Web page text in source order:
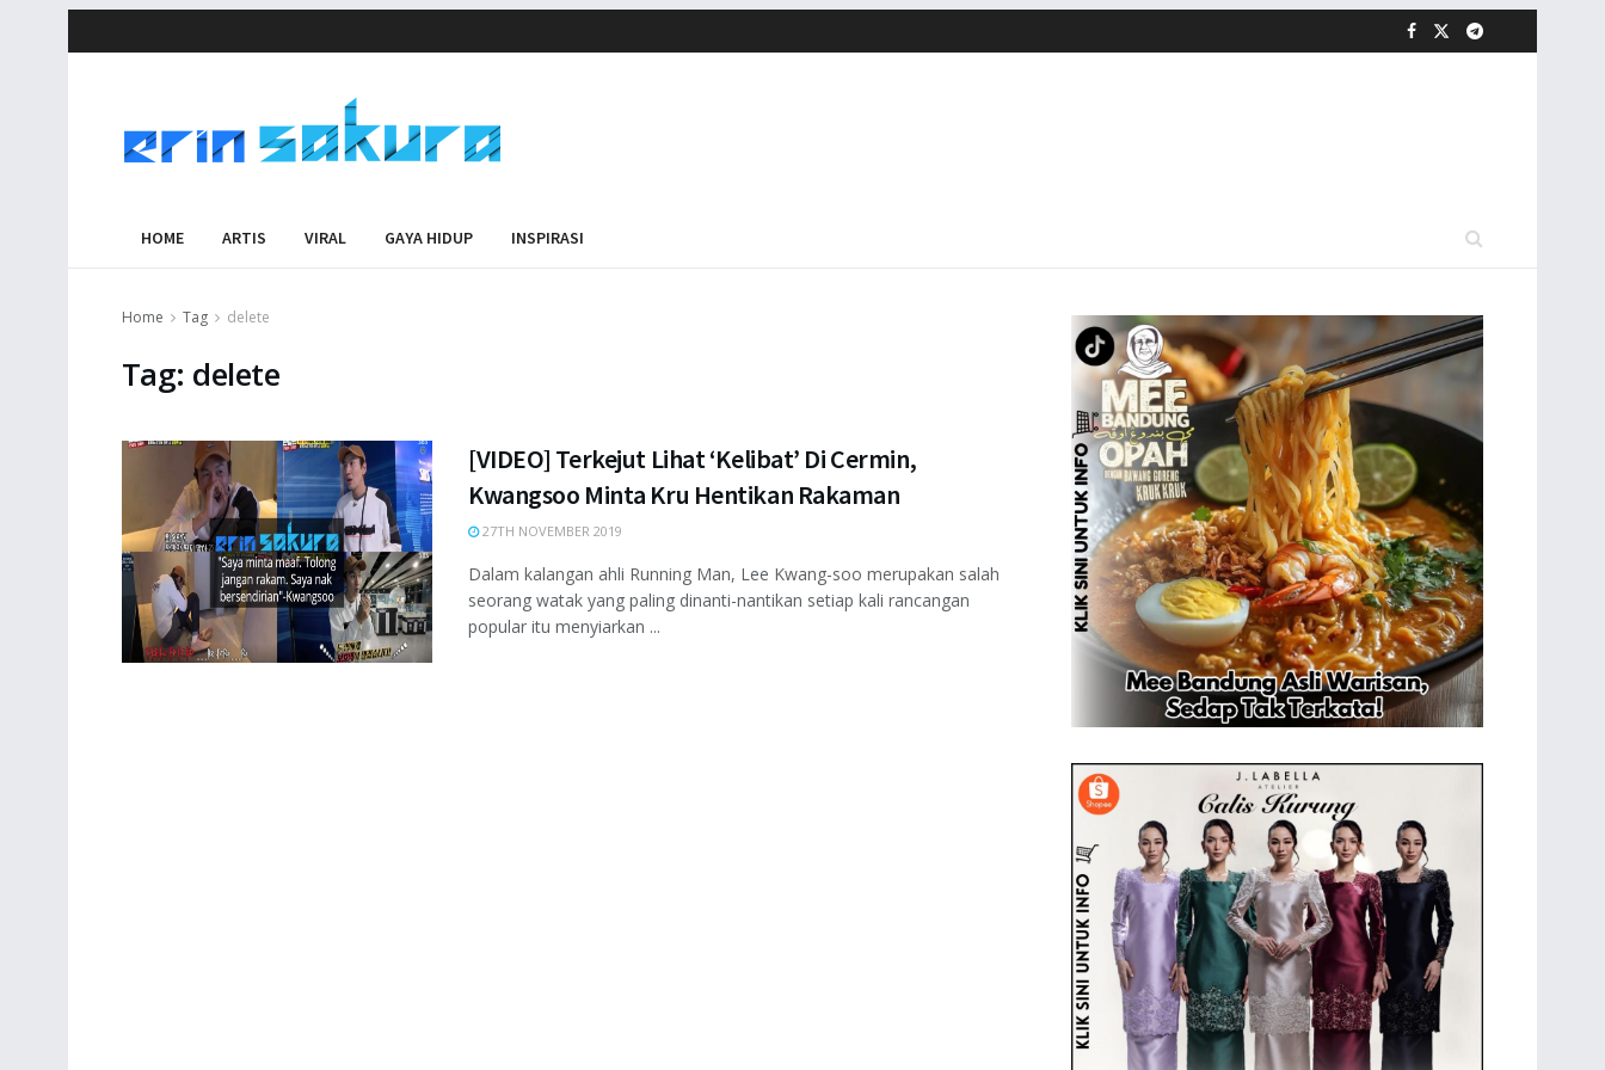
HOME ARTIS VIRAL GAYA HIDUP INSPIRASI
Home Tag delete
Tag: delete
[VIDEO] Terkejut Lihat ‘Kelibat’ Di Cermin,
Kwangsoo Minta Kru Hentikan Rakaman
27TH NOVEMBER 2019
Dalam kalangan ahli Running Man, Lee Kwang-soo merupakan salah
seorang watak yang paling dinanti-nantikan setiap kali rancangan
popular itu menyiarkan ...